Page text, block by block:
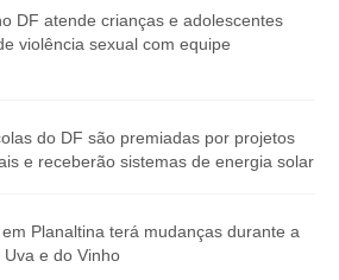
DF atende crianças e adolescentes
violência sexual com equipe
do DF são premiadas por projetos
e receberão sistemas de energia solar
Planaltina terá mudanças durante a
Uva e do Vinho